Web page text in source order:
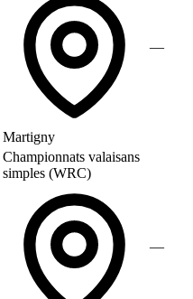
Martigny
—
Championnats valaisans
simples (WRC)
—